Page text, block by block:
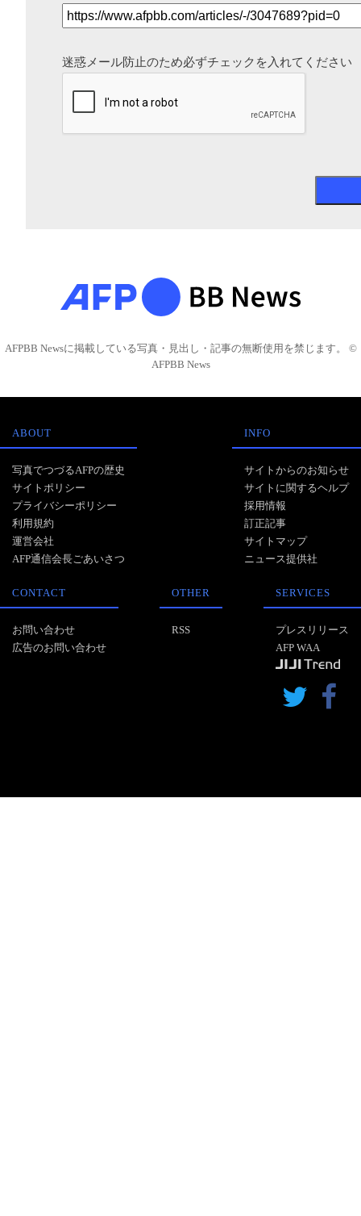
迷惑メール防止のため必ずチェックを入れてください
AFPBB Newsに掲載している写真・見出し・記事の無断使用を禁じます。 ©
AFPBB News
ABOUT
写真でつづるAFPの歴史
サイトポリシー
プライバシーポリシー
利用規約
運営会社
AFP通信会長ごあいさつ
INFO
サイトからのお知らせ
サイトに関するヘルプ
採用情報
訂正記事
サイトマップ
ニュース提供社
CONTACT
お問い合わせ
広告のお問い合わせ
OTHER
RSS
SERVICES
プレスリリース
AFP WAA